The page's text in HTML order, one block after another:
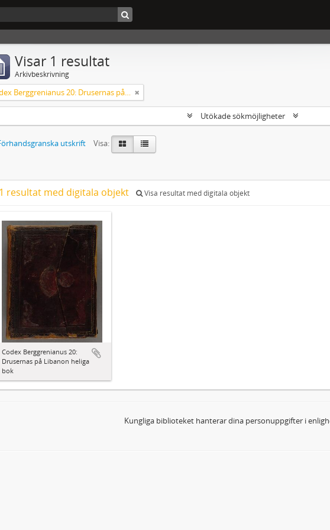
Visar 1 resultat
Arkivbeskrivning
Codex Berggrenianus 20: Drusernas på Libanon heliga bok
Utökade sökmöjligheter
utskrift
Visa:
1 resultat med digitala objekt Visa resultat med digitala objekt
Codex Berggrenianus 20:
Drusernas på Libanon heliga
bok
Kungliga biblioteket hanterar dina personuppgifter i